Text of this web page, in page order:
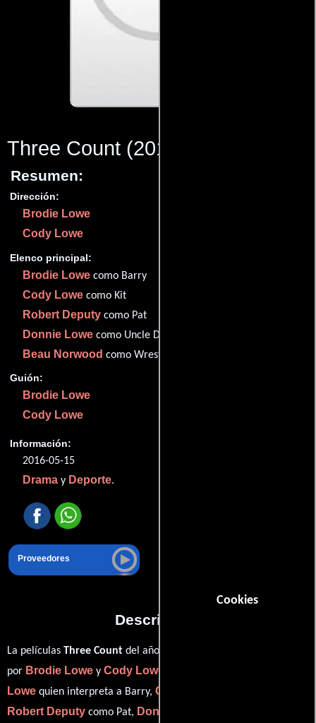
Cookies
Three Count (2016)
Resumen:
Dirección:
Brodie Lowe
Cody Lowe
Elenco principal:
Brodie Lowe como Barry
Cody Lowe como Kit
Robert Deputy como Pat
Donnie Lowe como Uncle Don
Beau Norwood como Wrestling Coach
Guión:
Brodie Lowe
Cody Lowe
Información:
2016-05-15
Drama y Deporte.
Proveedores
Descripción
La películas Three Count del año 2016, está dirigida en conjunto
por Brodie Lowe y Cody Lowe
Lowe quien interpreta a Barry, Cody Lowe
Robert Deputy como Pat, Donnie Lowe